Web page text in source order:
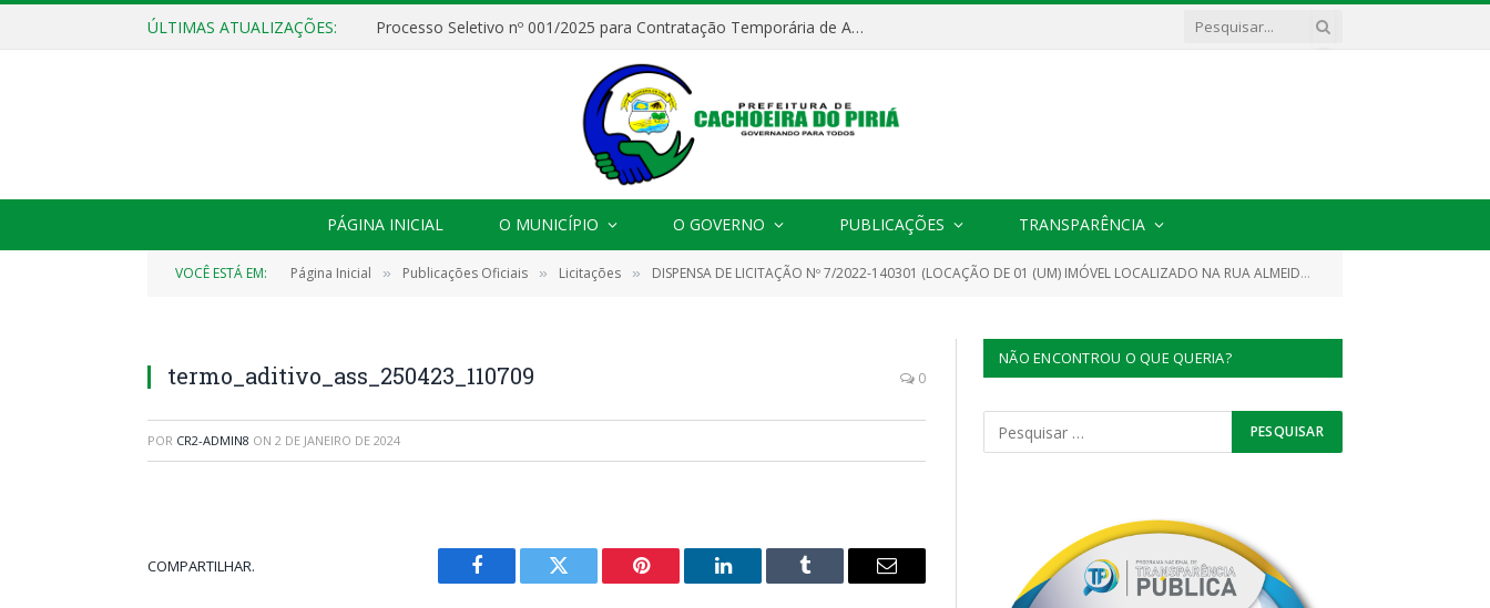
ÚLTIMAS ATUALIZAÇÕES: Processo Seletivo nº 001/2025 para Contratação Temporária de Agentes Comunitários de Saúde (ACS)
PÁGINA INICIAL O MUNICÍPIO O GOVERNO PUBLICAÇÕES TRANSPARÊNCIA
VOCÊ ESTÁ EM: Página Inicial » Publicações Oficiais » Licitações » DISPENSA DE LICITAÇÃO Nº 7/2022-140301 (LOCAÇÃO DE 01 (UM) IMÓVEL LOCALIZADO NA RUA ALMEIDA BRANDÃO, Nº 654, BAIRRO SÃO JOSÉ, CACHOEIRA DO PIRIÁ, O QUAL SERVIRÁ PARA O FUNCIONAMENTO DO PRÉDIO DO CENTRO DE ATENÇÃO PSICOSSOCIAL (CAPS))
termo_aditivo_ass_250423_110709 0
POR CR2-ADMIN8 ON 2 DE JANEIRO DE 2024
COMPARTILHAR.
Facebook Twitter Pinterest LinkedIn Tumblr
E-
NÃO ENCONTROU O QUE QUERIA?